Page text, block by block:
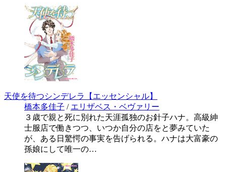
天使を待つシンデレラ【エッセンシャル】
橋本多佳子 / エリザベス・ベヴァリー
３歳で親と死に別れた天涯孤独のお針子ハナ。高級紳
士服店で働きつつ、いつか自分の店をと夢みていた
が、ある日驚愕の事実を告げられる。ハナは大富豪の
孫娘にして唯一の…